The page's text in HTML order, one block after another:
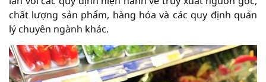
chất lượng sản phẩm, hàng hóa và các quy định quản
lý chuyên ngành khác.